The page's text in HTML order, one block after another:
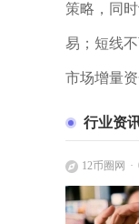
策略，同
易；短线
市场增量
行业资
12币圈网